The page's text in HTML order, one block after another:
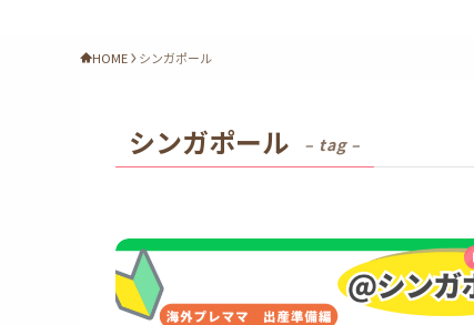
HOME シンガポール
シンガポール – tag –